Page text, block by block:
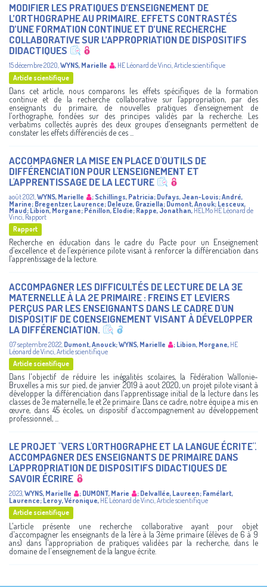
MODIFIER LES PRATIQUES D’ENSEIGNEMENT DE
L’ORTHOGRAPHE AU PRIMAIRE. EFFETS CONTRASTÉS
D’UNE FORMATION CONTINUE ET D’UNE RECHERCHE
COLLABORATIVE SUR L’APPROPRIATION DE DISPOSITIFS
DIDACTIQUES
15 décembre 2020 WYNS, Marielle , HE Léonard de Vinci Article scientifique
Article scientifique
Dans cet article, nous comparons les effets spécifiques de la formation
continue et de la recherche collaborative sur l’appropriation, par des
enseignants du primaire, de nouvelles pratiques d’enseignement de
l’orthographe, fondées sur des principes validés par la recherche. Les
verbatims collectés auprès des deux groupes d’enseignants permettent de
constater les effets différenciés de ces ...
ACCOMPAGNER LA MISE EN PLACE D'OUTILS DE
DIFFÉRENCIATION POUR L'ENSEIGNEMENT ET
L'APPRENTISSAGE DE LA LECTURE
août 2021,WYNS, Marielle ; Schillings, Patricia; Dufays, Jean-Louis;André,
Marine; Bregentzer, Laurence; Deleuze, Graziella; Dumont, Anouk; Lesceux,
Maud; Libion, Morgane; Pénillon, Elodie; Rappe, Jonathan, HELMo HE Léonard de
Vinci, Rapport
Rapport
Recherche en éducation dans le cadre du Pacte pour un Enseignement
d’excellence et de l’expérience pilote visant à renforcer la différenciation dans
l’apprentissage de la lecture.
ACCOMPAGNER LES DIFFICULTÉS DE LECTURE DE LA 3E
MATERNELLE À LA 2E PRIMAIRE : FREINS ET LEVIERS
PERÇUS PAR LES ENSEIGNANTS DANS LE CADRE D'UN
DISPOSITIF DE COENSEIGNEMENT VISANT À DÉVELOPPER
LA DIFFÉRENCIATION.
07 septembre 2022, Dumont, Anouck;WYNS, Marielle ; Libion, Morgane, HE
Léonard de Vinci,Article scientifique
Article scientifique
Dans l'objectif de réduire les inégalités scolaires, la Fédération Wallonie-
Bruxelles a mis sur pied, de janvier 2019 à aout 2020, un projet pilote visant à
développer la différenciation dans l'apprentissage initial de la lecture dans les
classes de 3e maternelle, 1e et 2e primaire. Dans ce cadre, notre équipe a mis en
œuvre, dans 45 écoles, un dispositif d'accompagnement au développement
professionnel, ...
LE PROJET "VERS L'ORTHOGRAPHE ET LA LANGUE ÉCRITE".
ACCOMPAGNER DES ENSEIGNANTS DE PRIMAIRE DANS
L'APPROPRIATION DE DISPOSITIFS DIDACTIQUES DE
SAVOIR ÉCRIRE
2023,WYNS, Marielle ; DUMONT, Marie ; Delvallée, Laureen; Famélart,
Laurence; Leroy, Véronique, HE Léonard de Vinci,Article scientifique
Article scientifique
L'article présente une recherche collaborative ayant pour objet
d'accompagner les enseignants de la 1ère à la 3ème primaire (élèves de 6 à 9
ans) dans l'appropriation de pratiques validées par la recherche, dans le
domaine de l'enseignement de la langue écrite.